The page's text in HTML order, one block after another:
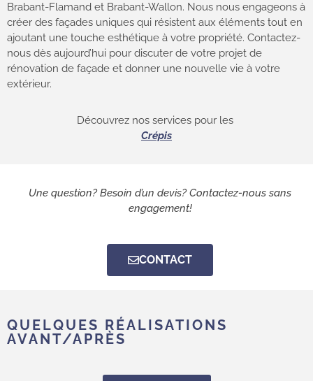
Brabant-Flamand et Brabant-Wallon. Nous nous engageons à
créer des façades uniques qui résistent aux éléments tout en
ajoutant une touche esthétique à votre propriété. Contactez-
nous dès aujourd’hui pour discuter de votre projet de
rénovation de façade et donner une nouvelle vie à votre
extérieur.
Découvrez nos services pour les
Crépis
Une question? Besoin d’un devis? Contactez-nous sans
engagement!
CONTACT
QUELQUES RÉALISATIONS
AVANT/APRÈS